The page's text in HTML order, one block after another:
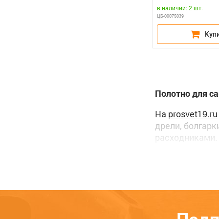
в наличии: 2 шт.
ЦБ-00075039
Полотно для
На prosvet19.ru
дрели,
обратной